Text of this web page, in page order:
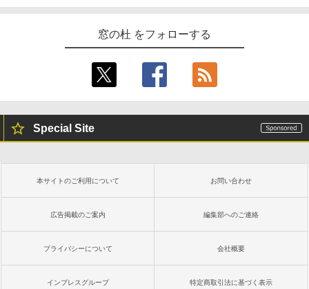
窓の杜 をフォローする
Special Site
本サイトのご利用について お問い合わせ
広告掲載のご案内 編集部へのご連絡
プライバシーについて 会社概要
インプレスグループ 特定商取引法に基づく表示